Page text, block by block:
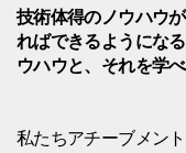
技術体得のノウハウ
ればできるようにな
ウハウと、それを学
私たちアチーブメン